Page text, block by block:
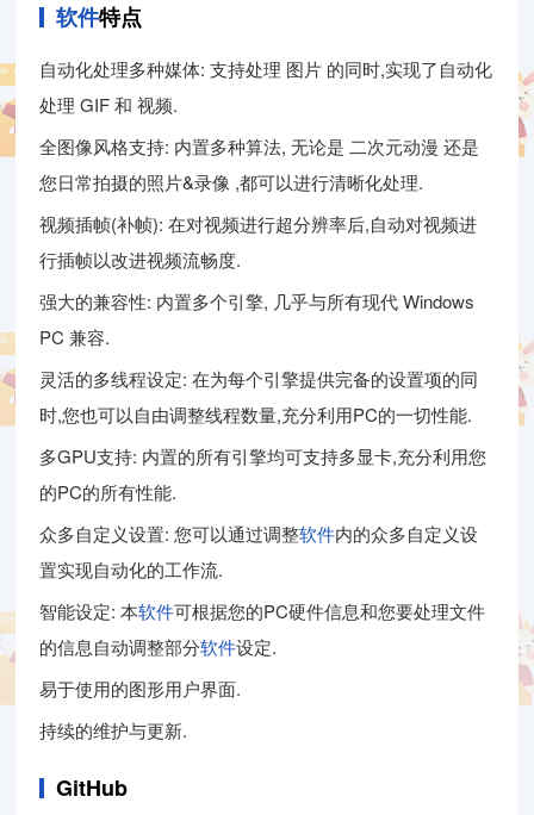
软件特点
自动化处理多种媒体: 支持处理 图片 的同时,实现了自动化
处理 GIF 和 视频.
全图像风格支持: 内置多种算法, 无论是 二次元动漫 还是
您日常拍摄的照片&录像 ,都可以进行清晰化处理.
视频插帧(补帧): 在对视频进行超分辨率后,自动对视频进
行插帧以改进视频流畅度.
强大的兼容性: 内置多个引擎, 几乎与所有现代 Windows
PC 兼容.
灵活的多线程设定: 在为每个引擎提供完备的设置项的同
时,您也可以自由调整线程数量,充分利用PC的一切性能.
多GPU支持: 内置的所有引擎均可支持多显卡,充分利用您
的PC的所有性能.
众多自定义设置: 您可以通过调整软件内的众多自定义设
置实现自动化的工作流.
智能设定: 本软件可根据您的PC硬件信息和您要处理文件
的信息自动调整部分软件设定.
易于使用的图形用户界面.
持续的维护与更新.
GitHub